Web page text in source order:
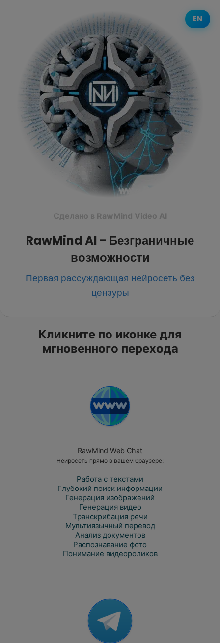
EN
Сделано в RawMind Video AI
RawMind AI - Безграничные
возможности
Первая рассуждающая нейросеть без
цензуры
Кликните по иконке для
мгновенного перехода
RawMind Web Chat
Нейросеть прямо в вашем браузере:
Работа с текстами
Глубокий поиск информации
Генерация изображений
Генерация видео
Транскрибация речи
Мультиязычный перевод
Анализ документов
Распознавание фото
Понимание видеороликов